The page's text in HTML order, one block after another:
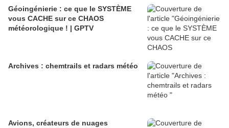
Géoingénierie : ce que le SYSTÈME
vous CACHE sur ce CHAOS
météorologique ! | GPTV
Archives : chemtrails et radars météo
Avions, créateurs de nuages